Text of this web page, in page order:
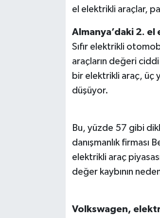
el elektrikli araçlar,
Almanya’daki 2.
Sıfır elektrikli
araçların değeri
bir elektrikli araç, üç
düşüyor.
Bu, yüzde 57 gibi
danışmanlık firması
elektrikli araç
değer kaybının
Volkswagen,